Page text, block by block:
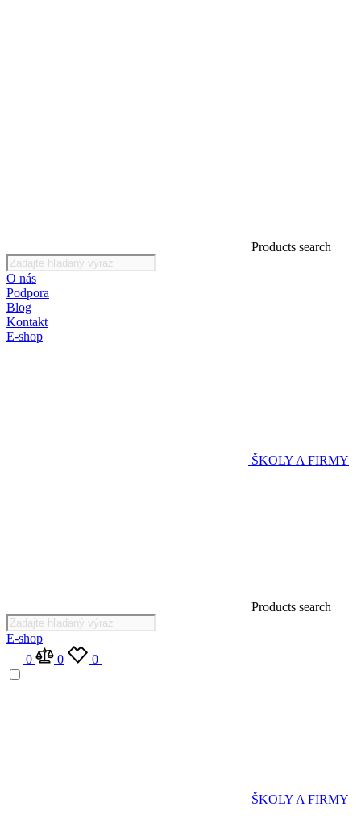
Products search
O nás
Podpora
Blog
Kontakt
E-shop
ŠKOLY A FIRMY
Products search
E-shop
0
0 0
ŠKOLY A FIRMY